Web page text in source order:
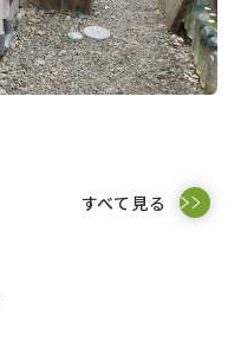
すべて見る